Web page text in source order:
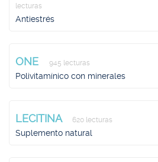
lecturas
Antiestrés
ONE 945 lecturas
Polivitamínico con minerales
LECITINA 620 lecturas
Suplemento natural